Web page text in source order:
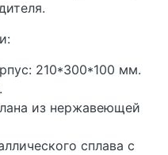
210*300*100 мм.
из нержавеющей
сплава с